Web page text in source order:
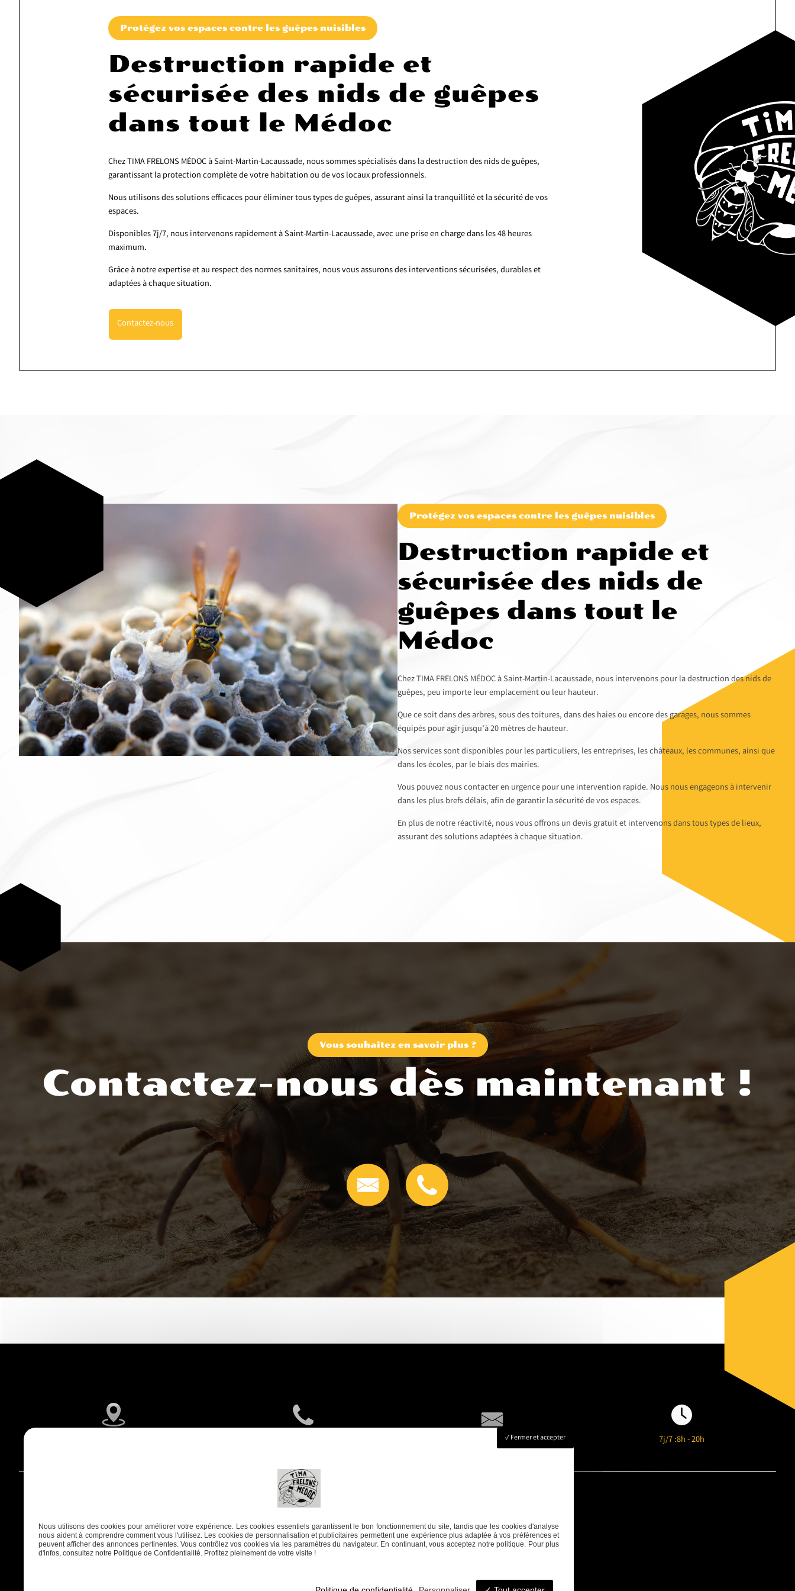
Protégez vos espaces contre les guêpes nuisibles
Destruction rapide et
sécurisée des nids de guêpes
dans tout le Médoc
Chez TIMA FRELONS MÉDOC à Saint-Martin-Lacaussade, nous sommes spécialisés dans la destruction des nids de guêpes,
garantissant la protection complète de votre habitation ou de vos locaux professionnels.
Nous utilisons des solutions efficaces pour éliminer tous types de guêpes, assurant ainsi la tranquillité et la sécurité de vos
espaces.
Disponibles 7j/7, nous intervenons rapidement à Saint-Martin-Lacaussade, avec une prise en charge dans les 48 heures
maximum.
Grâce à notre expertise et au respect des normes sanitaires, nous vous assurons des interventions sécurisées, durables et
adaptées à chaque situation.
Contactez-nous
Protégez vos espaces contre les guêpes nuisibles
Destruction rapide et
sécurisée des nids de
guêpes dans tout le
Médoc
Chez TIMA FRELONS MÉDOC à Saint-Martin-Lacaussade, nous intervenons pour la destruction des nids de
guêpes, peu importe leur emplacement ou leur hauteur.
Que ce soit dans des arbres, sous des toitures, dans des haies ou encore des garages, nous sommes
équipés pour agir jusqu’à 20 mètres de hauteur.
Nos services sont disponibles pour les particuliers, les entreprises, les châteaux, les communes, ainsi que
dans les écoles, par le biais des mairies.
Vous pouvez nous contacter en urgence pour une intervention rapide. Nous nous engageons à intervenir
dans les plus brefs délais, afin de garantir la sécurité de vos espaces.
En plus de notre réactivité, nous vous offrons un devis gratuit et intervenons dans tous types de lieux,
assurant des solutions adaptées à chaque situation.
Vous souhaitez en savoir plus ?
Contactez-nous dès maintenant !
timafrelonsmedoc@gmail.com 7j/7 :8h - 20h
Fermer et accepter
Nous utilisons des cookies pour améliorer votre expérience. Les cookies essentiels garantissent le bon fonctionnement du site, tandis que les cookies d'analyse
nous aident à comprendre comment vous l'utilisez. Les cookies de personnalisation et publicitaires permettent une expérience plus adaptée à vos préférences et
peuvent afficher des annonces pertinentes. Vous contrôlez vos cookies via les paramètres du navigateur. En continuant, vous acceptez notre politique. Pour plus
d'infos, consultez notre Politique de Confidentialité. Profitez pleinement de votre visite !